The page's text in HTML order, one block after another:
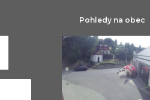
Pohledy na obec